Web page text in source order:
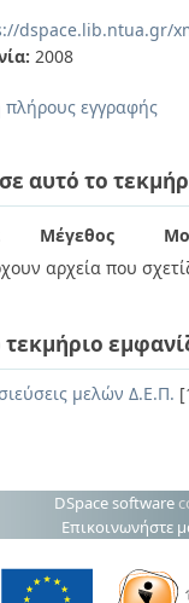
dspace.lib.ntua.gr/
2008
εγγραφής
αυτό το
Μέγεθος
αρχεία που
τεκμήριο
μελών Δ.Ε.Π.
DSpace software
Επικοινωνήστε